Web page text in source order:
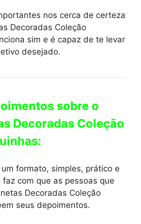
nos cerca de certeza
Decoradas Coleção
sim e é capaz de te levar
desejado.
sobre o
Decoradas Coleção
formato, simples, prático e
com que as pessoas que
Decoradas Coleção
seus depoimentos.